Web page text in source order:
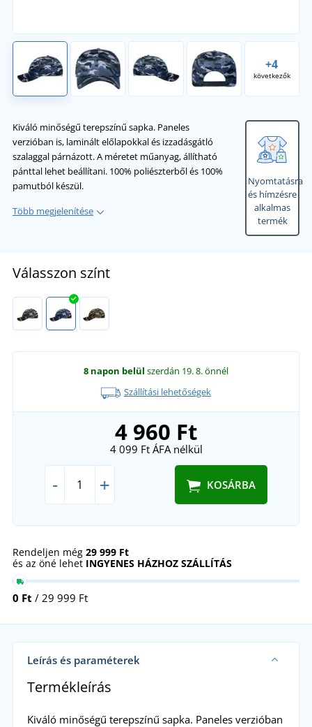
+4
következők
Kiváló minőségű terepszínű sapka. Paneles
verzióban is, laminált előlapokkal és izzadásgátló
szalaggal párnázott. A méretet műanyag, állítható
pánttal lehet beállítani. 100% poliészterből és 100%
pamutból készül.
Több megjelenítése
Nyomtatásra
és hímzésre
alkalmas
termék
Válasszon színt
8 napon belül szerdán 19. 8.önnél
Szállítási lehetőségek
4 960 Ft
4 099 FtÁFA nélkül
- + KOSÁRBA
Rendeljen még 29 999 Ft
és az öné lehet INGYENES HÁZHOZ SZÁLLÍTÁS
0 Ft / 29 999 Ft
Leírás és paraméterek
Termékleírás
Kiváló minőségű terepszínű sapka. Paneles verzióban